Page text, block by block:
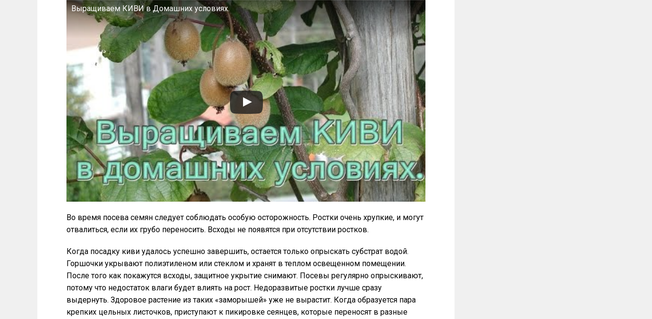
Выращиваем КИВИ в Домашних условиях.
Во время посева семян следует соблюдать особую осторожность. Ростки очень хрупкие, и могут
отвалиться, если их грубо переносить. Всходы не появятся при отсутствии ростков.
Когда посадку киви удалось успешно завершить, остается только опрыскать субстрат водой.
Горшочки укрывают полиэтиленом или стеклом и хранят в теплом освещенном помещении.
После того как покажутся всходы, защитное укрытие снимают. Посевы регулярно опрыскивают,
потому что недостаток влаги будет влиять на рост. Недоразвитые ростки лучше сразу
выдернуть. Здоровое растение из таких «заморышей» уже не вырастит. Когда образуется пара
крепких цельных листочков, приступают к пикировке сеянцев, которые переносят в разные